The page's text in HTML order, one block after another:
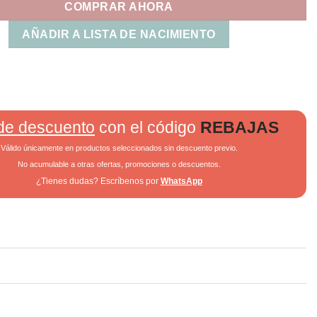
COMPRAR AHORA
AÑADIR A LISTA DE NACIMIENTO
descuento con el código REBAJAS
Válido únicamente en productos seleccionados sin descuento previo.
No acumulable a otras ofertas, promociones o descuentos.
¿Tienes dudas? Escríbenos por WhatsApp